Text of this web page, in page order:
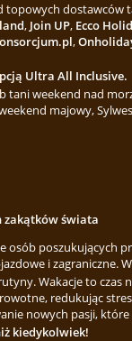
topowych dostawców
, Join UP, Ecco
,
Ultra All Inclusive.
tani weekend nad
majowy,
zakątków świata
poszukujących
i
Wakacje to
redukując
nowych pasji,
kiedykolwiek!